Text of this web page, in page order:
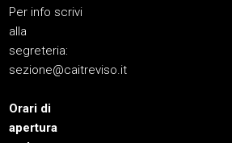
Per info scrivi
alla
segreteria:
sezione@caitreviso.it
Orari di
apertura